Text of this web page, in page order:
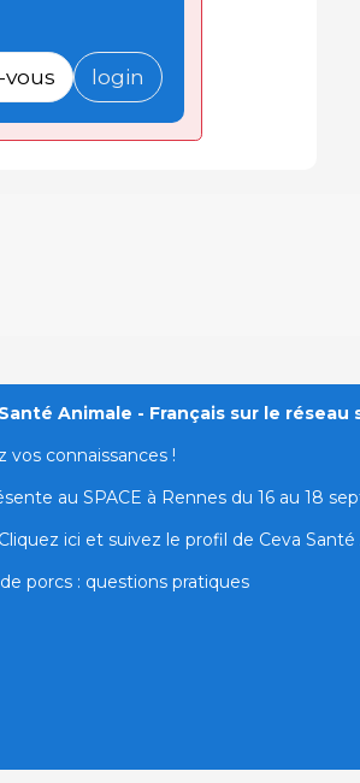
vous login
Animale - Français sur le réseau
vos connaissances !
au SPACE à Rennes du 16 au 18
ici et suivez le profil de Ceva
porcs : questions pratiques